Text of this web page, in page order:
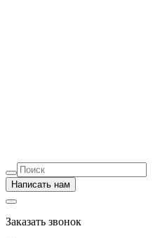
Написать нам
Заказать звонок